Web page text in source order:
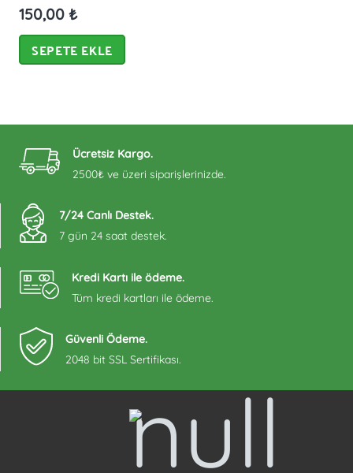
150,00 ₺
SEPETE EKLE
Ücretsiz Kargo.
2500₺ ve üzeri siparişlerinizde.
7/24 Canlı Destek.
7 gün 24 saat destek.
Kredi Kartı ile ödeme.
Tüm kredi kartları ile ödeme.
Güvenli Ödeme.
2048 bit SSL Sertifikası.